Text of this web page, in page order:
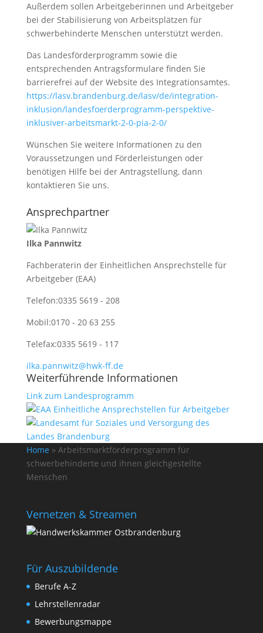
Außerdem sollen Arbeitgeberinnen und Arbeitgeber
bei der Stabilisierung von Arbeitsplätzen für
schwerbehinderte Menschen unterstützt werden.
Das Landesförderprogramm sowie die
entsprechenden Antragsformulare finden Sie
barrierefrei auf der Website des Integrationsamtes.
https://lasv.brandenburg.de/lasv/de/integration-
inklusion/landesfoerderprogramm-perspektive-
inklusiver-arbeitsmarkt-2-0-pia-2-0/
Wünschen Sie weitere Informationen zu den
Voraussetzungen und Förderleistungen oder
benötigen Hilfe bei der Antragstellung, dann
kontaktieren Sie uns.
Ansprechpartner
Ilka Pannwitz
Fachberaterin der Einheitlichen Ansprechstelle für
Arbeitgeber (EAA)
Telefon:0335 5619 - 208
Mobil:0170 - 20 63 255
Telefax:0335 5619 - 117
ilka.pannwitz@hwk-ff.de
Weiterführende Informationen
Link zum Landesprogramm
Home » Arbeitsmarktförderprogramm für
schwerbehinderte und ihnen gleichgestellte
Menschen
Vernetzen & Streamen
Für Auszubildende
Berufe A-Z
Lehrstellenradar
Bewerbungsmappe